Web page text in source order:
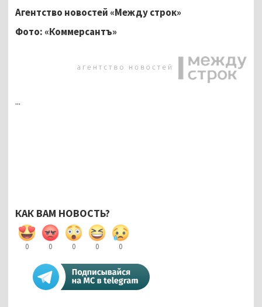
Агентство новостей «Между строк»
Фото: «Коммерсантъ»
...
КАК ВАМ НОВОСТЬ?
0 0 0 0 0